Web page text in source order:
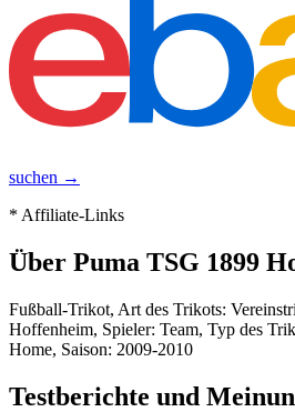
suchen →
* Affiliate-Links
Über Puma TSG 1899
Fußball-Trikot, Art des Trikots:
Hoffenheim, Spieler: Team, Typ des
Home, Saison: 2009-2010
Testberichte und